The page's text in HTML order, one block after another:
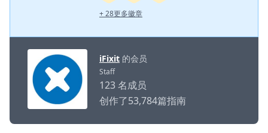
+ 28更多徽章
iFixit 的会员
Staff
123 名成员
创作了53,784篇指南